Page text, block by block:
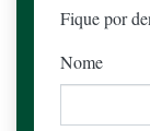
Fique por
Nome